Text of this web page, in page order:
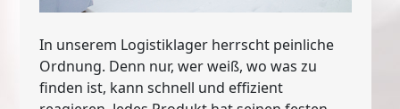
In unserem Logistiklager herrscht peinliche
Ordnung. Denn nur, wer weiß, wo was zu
finden ist, kann schnell und effizient